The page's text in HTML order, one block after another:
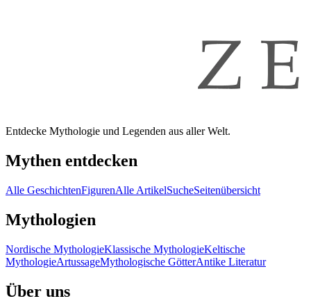
Entdecke Mythologie und Legenden aus aller Welt.
Mythen entdecken
Alle GeschichtenFigurenAlle ArtikelSucheSeitenübersicht
Mythologien
Nordische MythologieKlassische MythologieKeltische
MythologieArtussageMythologische GötterAntike Literatur
Über uns